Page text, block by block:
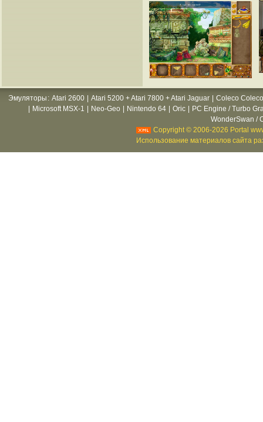
Эмуляторы : Atari 2600 Atari 5200 + Atari 7800 + Atari Jaguar
Coleco
Microsoft MSX-1 Neo-Geo Nintendo 64 Oric
PC Engine / Turbo
WonderSwan /
Copyright © 2006-2026 Portal
Использование материалов сайта